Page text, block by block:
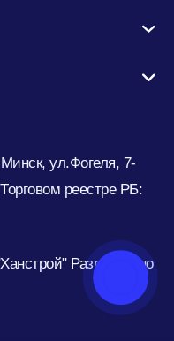
ул.Фогеля, 7-
реестре РБ:
Разработано